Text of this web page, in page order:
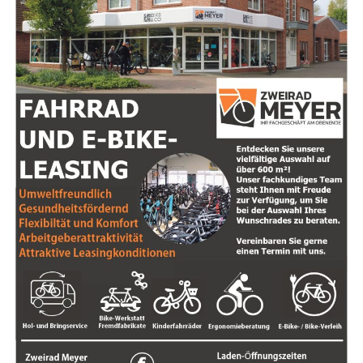
schie­de­ne spi­ri­tu­el­le Leh­ren, von Scha­ma­nis­mus
bis zur Kab­ba­la. Ent­de­cke, wie unter­schied­li­che
Kul­tu­ren Spi­ri­tua­li­tät inter­pre­tie­ren und wel­che
Prak­ti­ken dir neue Per­spek­ti­ven bie­ten können.
Selbst­ent­wick­lung
: Lass dich von Tipps zur För­
de­rung von per­sön­li­chem Wachs­tum und Selbst­
be­wusst­sein inspi­rie­ren. Ler­ne, wie du nega­ti­ve
Glau­bens­sät­ze trans­for­mie­ren und dei­ne Zie­le
mit mehr Klar­heit und Zuver­sicht ver­fol­gen
kannst.
Natur­heil­kun­de: Erkun­de die Ver­bin­dun­gen zwi­
schen Spi­ri­tua­li­tät und Gesund­heit, ein­schließ­
lich Heil­kräu­tern und alter­na­ti­ven Heil­me­tho­den.
Fin­de her­aus, wie natür­li­che Heil­mit­tel dein
Wohl­be­fin­den unter­stüt­zen können.
Im aktu­el­len Ver­brau­cher­schutz­be­richt 2023 erfah­ren
wir, dass 47 Pro­ben von Eis­wür­feln und Crus­hed Ice aus
Gas­tro­no­mie­be­trie­ben unter­sucht wur­den. Das Ergeb­
nis: In 16 die­ser Pro­ben wur­den auf­fäl­lig hohe Gehal­te
an Mikro­or­ga­nis­men fest­ge­stellt, und 6 Pro­ben wie­sen
zusätz­lich sen­so­ri­sche Auf­fäl­lig­kei­ten auf, dar­un­ter
gefähr­li­che coli­for­me Kei­me und Ente­ro­kok­ken. Die­se
hohen Wer­te deu­ten auf poten­zi­el­le Schwach­stel­len in
der Rei­ni­gung und Hygie­ne­pra­xis der Eis­wür­fel­ma­schi­
nen hin.
Der Rat des LAVES
„Erhöh­te Gehal­te an Mikro­or­ga­nis­men in Eis­wür­feln
kön­nen auf unzu­rei­chen­de Rei­ni­gung der Maschi­nen
und man­geln­de Hygie­ne hin­wei­sen“, erläu­tert Prof. Dr.
Eber­hard Haun­horst, Prä­si­dent des LAVES. Die Ergeb­nis­
se machen deut­lich, dass Ver­brau­cher nicht nur auf die
Qua­li­tät der Lebens­mit­tel, son­dern auch auf die Hygie­ne